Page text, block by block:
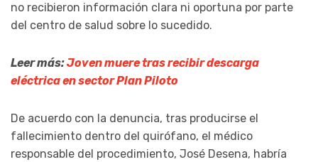
no recibieron información clara ni oportuna por parte
del centro de salud sobre lo sucedido.
Leer más:Joven muere tras recibir descarga
eléctrica en sector Plan Piloto
De acuerdo con la denuncia, tras producirse el
fallecimiento dentro del quirófano, el médico
responsable del procedimiento, José Desena, habría